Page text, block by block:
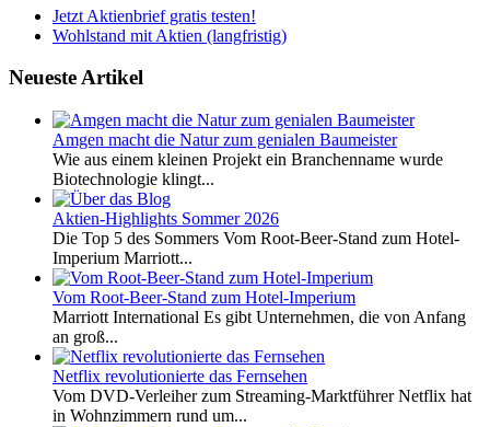
Jetzt Aktienbrief gratis testen!
Wohlstand mit Aktien (langfristig)
Neueste Artikel
Amgen macht die Natur zum genialen Baumeister
Wie aus einem kleinen Projekt ein Branchenname wurde
Biotechnologie klingt...
Aktien-Highlights Sommer 2026
Die Top 5 des Sommers Vom Root-Beer-Stand zum Hotel-
Imperium Marriott...
Vom Root-Beer-Stand zum Hotel-Imperium
Marriott International Es gibt Unternehmen, die von Anfang
an groß...
Netflix revolutionierte das Fernsehen
Vom DVD-Verleiher zum Streaming-Marktführer Netflix hat
in Wohnzimmern rund um...